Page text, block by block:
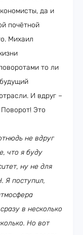
да и
почётной
Михаил
то ли
И вдруг –
Это
не вдруг
что я буду
ну не для
Я поступил,
в несколько
Но вот